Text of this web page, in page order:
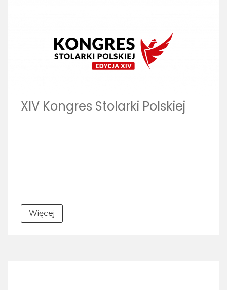
XIV Kongres Stolarki Polskiej
Więcej